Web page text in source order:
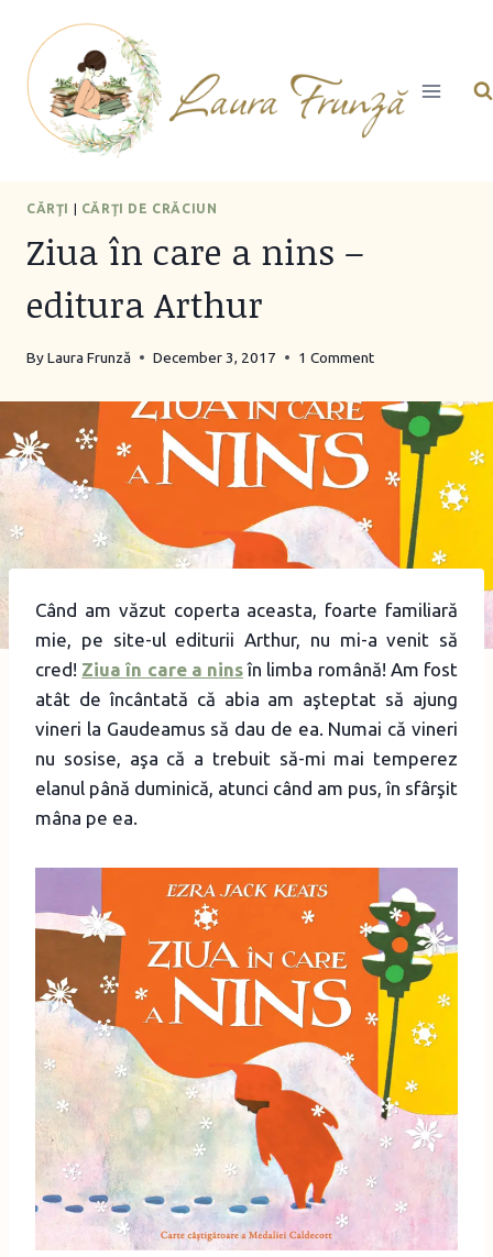
content
CĂRŢI CĂRŢI DE CRĂCIUN
Ziua în care a nins –
editura Arthur
ByLaura Frunză December 3, 2017 1 Comment
Când am văzut coperta aceasta, foarte familiară
mie, pe site-ul editurii Arthur, nu mi-a venit să
cred! Ziua în care a ninsîn limba română! Am fost
atât de încântată că abia am aşteptat să ajung
vineri la Gaudeamus să dau de ea. Numai că vineri
nu sosise, aşa că a trebuit să-mi mai temperez
elanul până duminică, atunci când am pus, în sfârşit
mâna pe ea.